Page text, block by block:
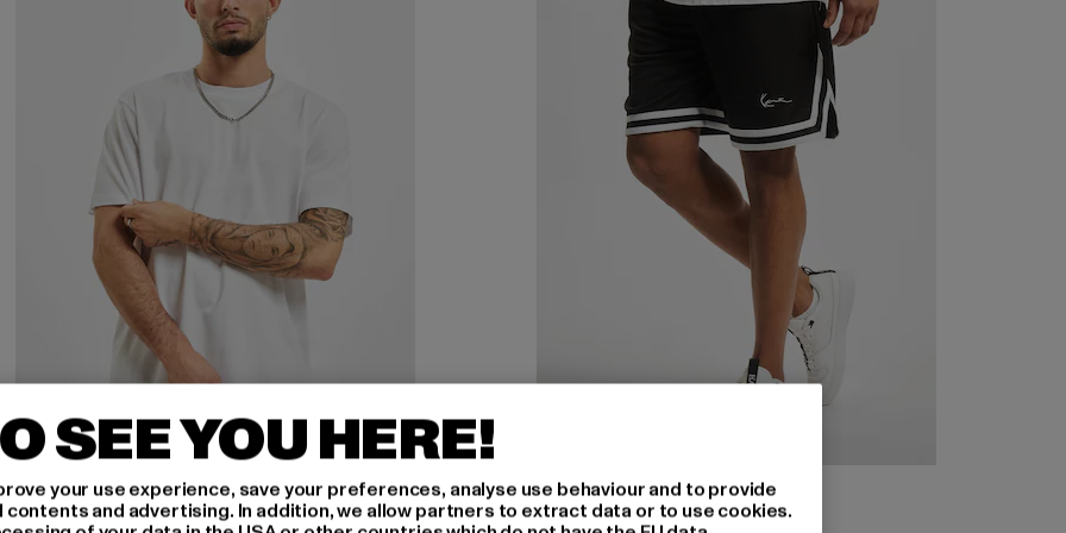
URBAN CLASSICS
Basic
KARL KANI
Signature Mesh
SEE YOU HERE!
your use experience, save your preferences, analyse use behaviour and to provide
and advertising. In addition, we allow partners to extract data or to use cookies.